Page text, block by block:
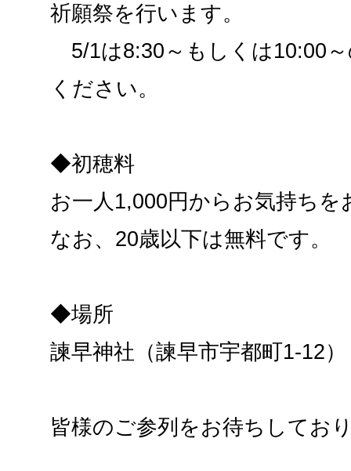
祈願祭を行います。
5/1は8:30～もしくは10:00
ください。
◆初穂料
お一人1,000円からお気持ちを
なお、20歳以下は無料です。
◆場所
諫早神社（諫早市宇都町1-12）
皆様のご参列をお待ちしてお